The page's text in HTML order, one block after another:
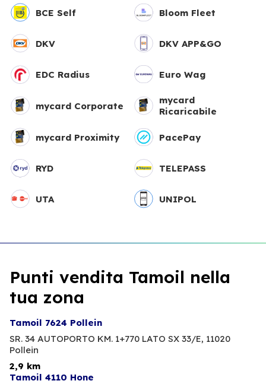
BCE Self Bloom Fleet
DKV DKV APP&GO
EDC Radius Euro Wag
mycard Corporate
mycard
Ricaricabile
mycard Proximity PacePay
RYD TELEPASS
UTA UNIPOL
Punti vendita Tamoil nella
tua zona
Tamoil 7624 Pollein
SR. 34 AUTOPORTO KM. 1+770 LATO SX 33/E, 11020
Pollein
2,9 km
Tamoil 4110 Hone